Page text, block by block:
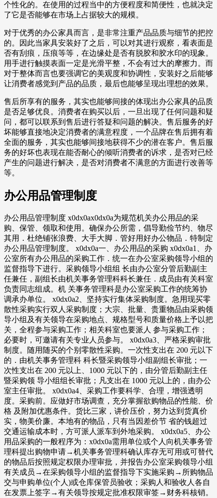
个性化的。在使用的过程当中的方便程度和简便性，也就决定
了它是否能够在市场上占据较大的规模。
对于优秀的办公家具而言，是非常注重产品品质与细节的把控
的。因此当家具安装好了之后，可以对其进行观察，看表面是
否有刮痕，压痕等等，在边缘处是否有脱胶和胶水印的现象。
用手进行触摸表面一定是光滑平整，不会有过大的摩擦力。而
对于整体而言也要强调它的美观度和协调性，安装好之后能够
让消费者感觉到产品的品质，最后也能够呈现出理想的效果。
售后所享有的服务，其实也能够间接的体现出办公家具的品质
是否足够优良。消费者在购买以后，一旦出现了任何问题和疑
问，都可以联系到售后进行答疑和问题的解决。售后服务的好
坏能够直接地决定消费者的满意程度，一个品牌在售后拥有着
全面的服务，其实也能够间接地获得不少的潜在客户。售后服
务的好坏也表现在能否耐心的倾听消费者的诉求，是否对已经
产生的问题进行解决，是否对消费者不满意的方面进行改善等
等。
办公用品管理制度
办公用品管理制度 x0dx0ax0dx0a为规范机关办公用品的采
购、保管、领取和使用。确保办公所需，倡导勤俭节约、物尽
其用．杜绝铺张浪费、大手大脚．管好用好办公物品．特制定
办公用品管理制度。 x0dx0a一、办公用品的采购 x0dx0a1、办
公室所有办公用品的采购工作．统一在办公室采购领导小组的
监督指导下进行。采购领导小组组 长由办公室分管后勤副主
任兼任，副组长由机关事务管理科科长兼任．成员由有关科室
负责同志组成。机 关事务管理科是办公室采购工作的统筹协
调承办单位。 x0dx0a2、坚持实行集体采购制度。急用现买零
散性采购实行双人采购制度；大宗、批量、贵重物品由采购领
导小组及有关领导在采购地点、规格型号和质量价格上予以把
关，全程参与采购工作；相关科室也要派人 参与采购工作；
必要时，可邀请有关专业人员参与。 x0dx0a3、严格采购审批
制度。随用随买的个别零散性采购。一次性支出在 200 元以下
的．由机关事务管理科 科长暨采购领导小组副组长审批；一
次性支出在 200 元以上、1000 元以下的，由分管后勤副主任
暨采购领 导小组组长审批；凡支出在 1000 元以上的，由办公
室主任审批。 x0dx0a4、采购工作要科学、合理，增强透明
度。采购前。应做好市场调查，充分掌握欲购物品的性能、价
格 及附加优惠条件。货比三家，讲价压价，努力达到货真价
实，物美价廉。本地有的物品，只有当因差价节 省的钱超过
交通运输成本时，方可派人派车到外地采购。 x0dx0a5、办公
用品采购的一般程序为：x0dx0a需用单位或个人向机关事务管
理科提出购物申请→机关事务管理科确认库存无可用或可替代
的物品后按照规定权限办理审批，并报告办公室采购领导小组
有关成员→在采购领导小组的监督指导下实施采购→所购物品
交与申购单位(个人)或仓库保管员验收；采购人和验收人各自
在发票上签字→有关领导按规定批准权限审签→财务科核销。